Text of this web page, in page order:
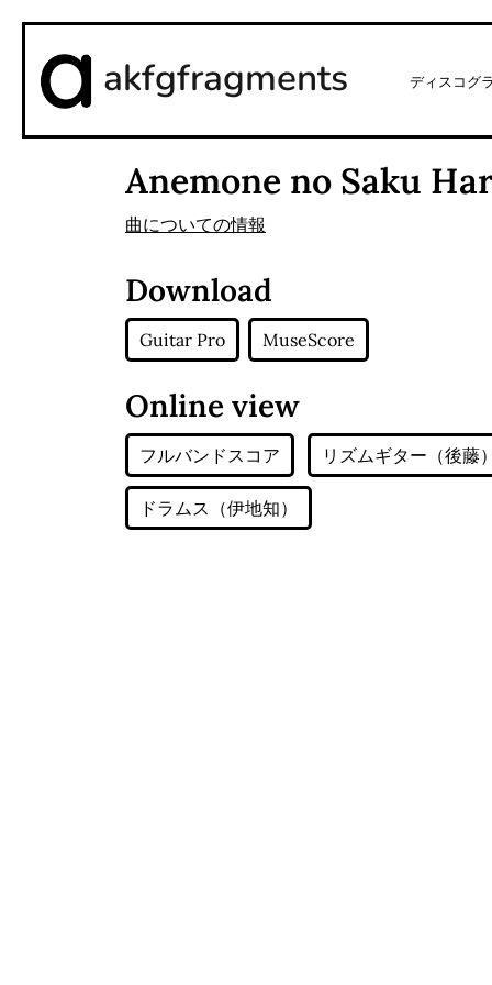
akfgfragments ディスコグ
Anemone no Saku
曲についての情報
Download
Guitar Pro MuseScore
Online view